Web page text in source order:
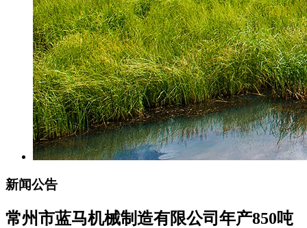
新闻公告
常州市蓝马机械制造有限公司年产850吨